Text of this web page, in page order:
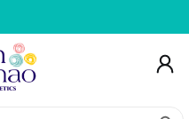
- GIẢM NGAY 25K